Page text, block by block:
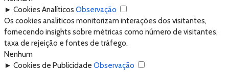
► Cookies Analíticos Observação
Os cookies analíticos monitorizam interações dos visitantes,
fornecendo insights sobre métricas como número de visitantes,
taxa de rejeição e fontes de tráfego.
Nenhum
► Cookies de Publicidade Observação